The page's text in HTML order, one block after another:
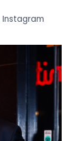
Instagram